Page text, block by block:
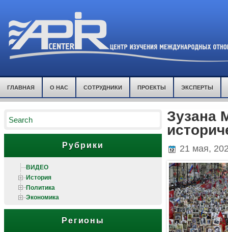
ГЛАВНАЯ О НАС СОТРУДНИКИ ПРОЕКТЫ ЭКСПЕРТЫ
Рубрики
ВИДЕО
История
Политика
Экономика
Регионы
Зузана
21 мая,